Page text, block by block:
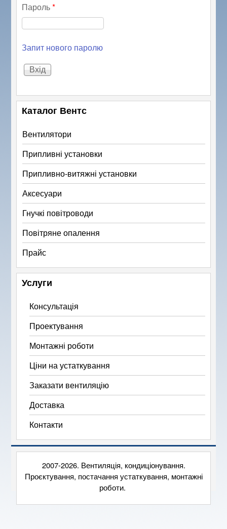
Пароль*
Запит нового паролю
Каталог Вентс
Вентилятори
Припливні установки
Припливно-витяжні установки
Аксесуари
Гнучкі повітроводи
Повітряне опалення
Прайс
Услуги
Консультація
Проектування
Монтажні роботи
Ціни на устаткування
Заказати вентиляцію
Доставка
Контакти
2007-2026. Вентиляція, кондиціонування.
Проєктування, постачання устаткування, монтажні
роботи.